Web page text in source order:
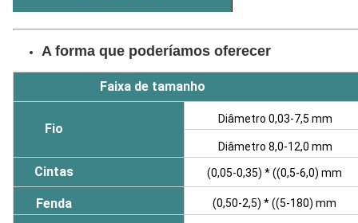
A forma que poderíamos oferecer
Faixa de tamanho
Fio
Diâmetro 0,03-7,5 mm
Diâmetro 8,0-12,0 mm
Cintas (0,05-0,35) * ((0,5-6,0) mm
Fenda (0,50-2,5) * ((5-180) mm